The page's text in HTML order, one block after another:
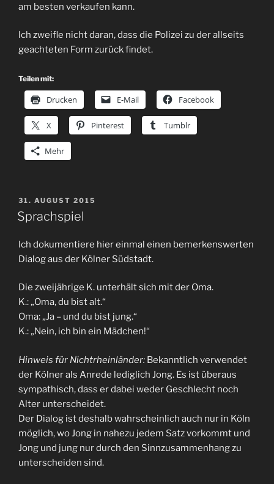
am besten verkaufen kann.
Ich zweifle nicht daran, dass die Polizei zu der allseits
geachteten Form zurück findet.
Teilen mit:
Drucken E-Mail Facebook
X Pinterest Tumblr
Mehr
VERÖFFENTLICHT
AM
31. AUGUST 2015
Sprachspiel
Ich dokumentiere hier einmal einen bemerkenswerten
Dialog aus der Kölner Südstadt.
Die zweijährige K. unterhält sich mit der Oma.
K.: „Oma, du bist alt.“
Oma: „Ja – und du bist jung.“
K.: „Nein, ich bin ein Mädchen!“
Hinweis für Nichtrheinländer: Bekanntlich verwendet
der Kölner als Anrede lediglich Jong. Es ist überaus
sympathisch, dass er dabei weder Geschlecht noch
Alter unterscheidet.
Der Dialog ist deshalb wahrscheinlich auch nur in Köln
möglich, wo Jong in nahezu jedem Satz vorkommt und
Jong und jung nur durch den Sinnzusammenhang zu
unterscheiden sind.